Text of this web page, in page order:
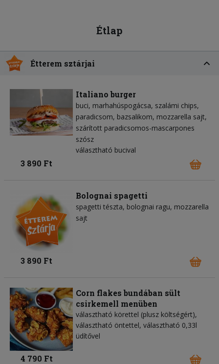
Étlap
Étterem sztárjai
Italiano burger
buci marhahúspogácsa szalámi chips
paradicsom bazsalikom mozzarella sajt
szárított paradicsomos-mascarpones
szósz
választható bucival
3 890 Ft
Bolognai spagetti
spagetti tészta bolognai ragu mozzarella
sajt
3 890 Ft
Corn flakes bundában sült
csirkemell menüben
választható körettel (plusz költségért),
választható öntettel, választható 0,33l
üdítővel
4 790 Ft